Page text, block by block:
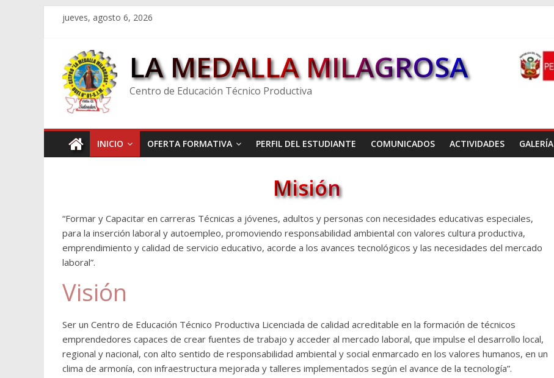
jueves, agosto 6, 2026
LA MEDALLA MILAGROSA
Centro de Educación Técnico Productiva
INICIO OFERTA FORMATIVA PERFIL DEL ESTUDIANTE COMUNICADOS ACTIVIDADES GALERÍA
Misión
“Formar y Capacitar en carreras Técnicas a jóvenes, adultos y personas con necesidades educativas especiales,
para la inserción laboral y autoempleo, promoviendo responsabilidad ambiental con valores cultura productiva,
emprendimiento y calidad de servicio educativo, acorde a los avances tecnológicos y las necesidades del mercado
laboral”.
Visión
Ser un Centro de Educación Técnico Productiva Licenciada de calidad acreditable en la formación de técnicos
emprendedores capaces de crear fuentes de trabajo y acceder al mercado laboral, que impulse el desarrollo local,
regional y nacional, con alto sentido de responsabilidad ambiental y social enmarcado en los valores humanos, en un
clima de armonía, con infraestructura mejorada y talleres implementados según el avance de la tecnología”.